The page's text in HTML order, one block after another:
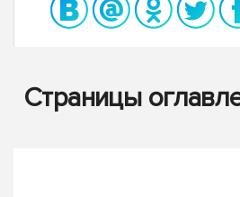
Страницы